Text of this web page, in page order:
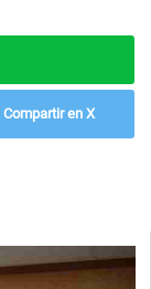
Compartir en X